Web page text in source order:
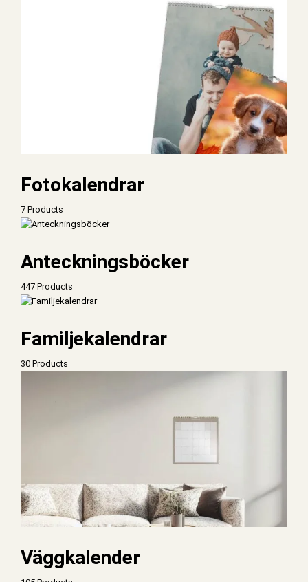
Fotokalendrar
7 Products
Anteckningsböcker
447 Products
Familjekalendrar
30 Products
Väggkalender